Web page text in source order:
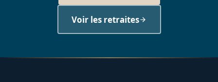
Voir les retraites